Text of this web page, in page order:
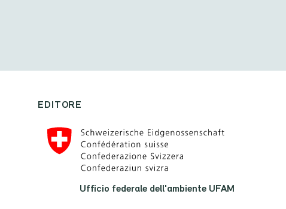
EDITORE
Ufficio federale dell'ambiente UFAM